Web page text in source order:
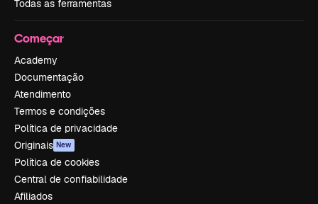
Todas as ferramentas
Começar
Academy
Documentação
Atendimento
Termos e condições
Política de privacidade
Originais New
Política de cookies
Central de confiabilidade
Afiliados